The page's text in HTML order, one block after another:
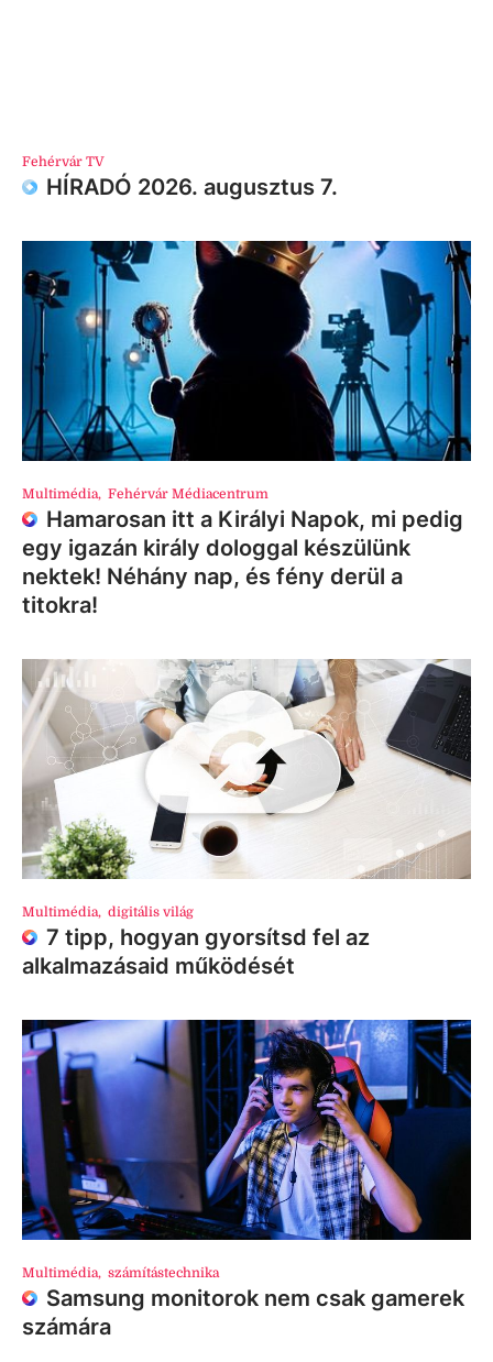
Fehérvár TV
HÍRADÓ 2026. augusztus 7.
Multimédia, Fehérvár Médiacentrum
Hamarosan itt a Királyi Napok, mi pedig
egy igazán király dologgal készülünk
nektek! Néhány nap, és fény derül a
titokra!
Multimédia, digitális világ
7 tipp, hogyan gyorsítsd fel az
alkalmazásaid működését
Multimédia, számítástechnika
Samsung monitorok nem csak gamerek
számára